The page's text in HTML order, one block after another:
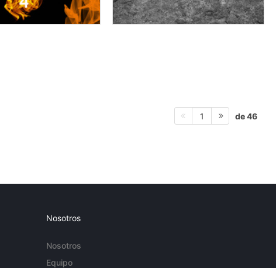
1 de 46
Nosotros
Nosotros
Equipo